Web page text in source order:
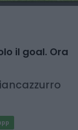
il goal. Ora